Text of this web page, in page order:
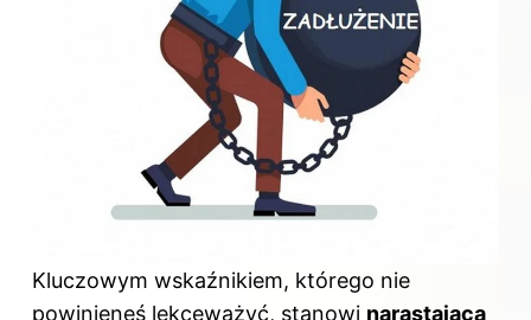
Kluczowym wskaźnikiem, którego nie
powinieneś lekceważyć, stanowi narastająca